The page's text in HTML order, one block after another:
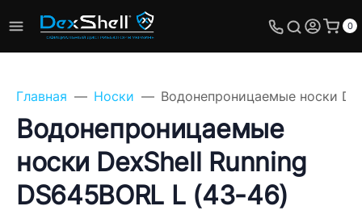
0
Главная Носки Водонепроницаемые носки
Водонепроницаемые
носки DexShell Running
DS645BORL L (43-46)
Задайте свой вопрос,
мы обязательно